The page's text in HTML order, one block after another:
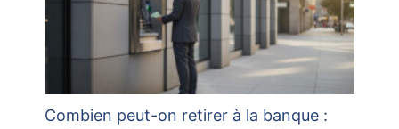
Combien peut-on retirer à la banque :